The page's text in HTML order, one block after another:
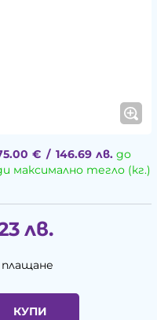
€ / 146.69 лв.до
максимално тегло (кг.)
лв.
КУПИ